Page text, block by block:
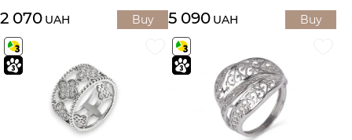
2 070 UAH Buy 5 090 UAH Buy